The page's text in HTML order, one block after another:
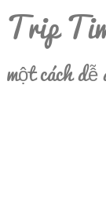
Trip
một cách